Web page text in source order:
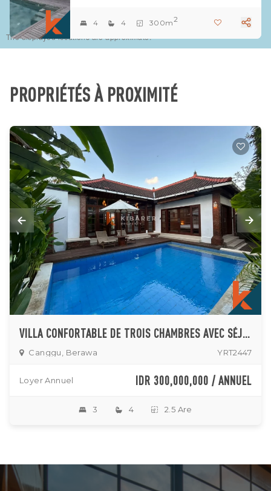
The displayed locations are approximate.
4 4 300m2
PROPRIÉTÉS À PROXIMITÉ
VILLA CONFORTABLE DE TROIS CHAMBRES AVEC SÉJOUR FERMÉ ET PISCINE PRIVÉE À CANGGU
Canggu, Berawa YRT2447
Loyer Annuel IDR 300,000,000 / ANNUEL
3 4 2.5 Are